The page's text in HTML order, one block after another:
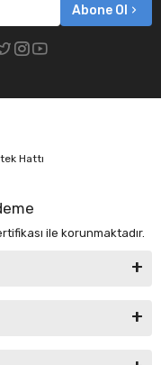
Abone Ol
Hattı
ile korunmaktadır.